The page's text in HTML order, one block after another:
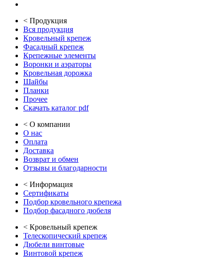
< Продукция
Вся продукция
Кровельный крепеж
Фасадный крепеж
Крепежные элементы
Воронки и аэраторы
Кровельная дорожка
Шайбы
Планки
Прочее
Скачать каталог pdf
< О компании
О нас
Оплата
Доставка
Возврат и обмен
Отзывы и благодарности
< Информация
Сертификаты
Подбор кровельного крепежа
Подбор фасадного дюбеля
< Кровельный крепеж
Телескопический крепеж
Дюбели винтовые
Винтовой крепеж